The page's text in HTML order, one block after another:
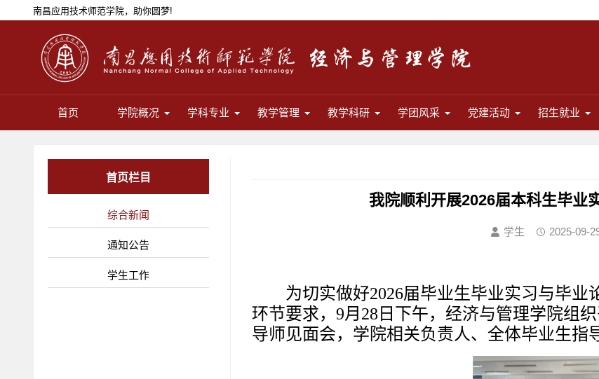
南昌应用技术师范学院，助你圆梦!
首页 学院概况 学科专业 教学管理 教学科研 学团风采 党建活动 招生就业
首页栏目
综合新闻
通知公告
学生工作
我院顺利开展2026届本科生毕业
学生 2025-09-
为切实做好2026届毕业生毕业实习与毕
环节要求，9月28日下午， 经济与管理学院组
导师见面会，学院相关负责人、全体毕业生指